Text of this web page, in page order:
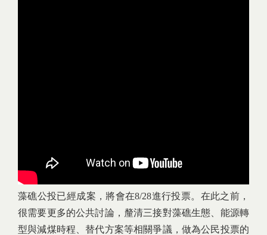
藻礁公投已經成案，將會在8/28進行投票。在此之前，
很需要更多的公共討論，釐清三接對藻礁生態、能源轉
型與減煤時程、替代方案等相關爭議，做為公民投票的